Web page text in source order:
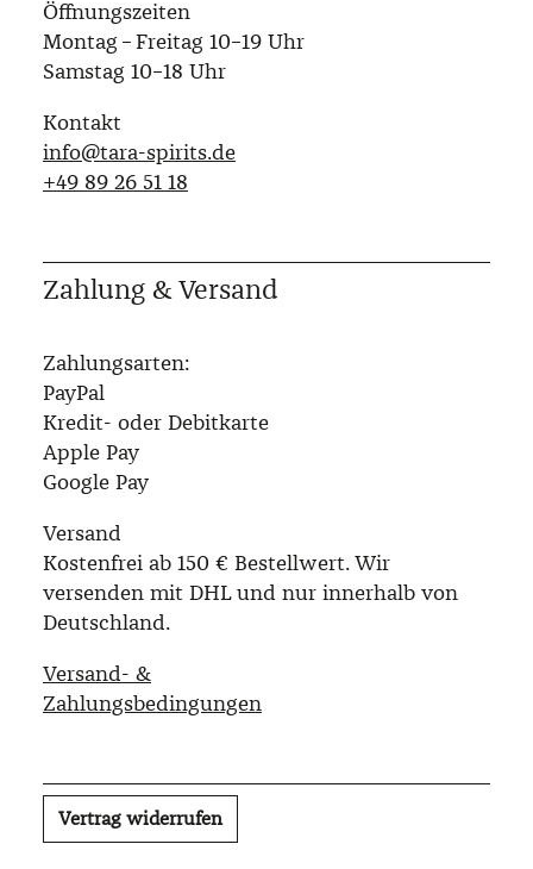
Öffnungszeiten
Montag – Freitag 10–19 Uhr
Samstag 10–18 Uhr
Kontakt
info@tara-spirits.de
‭+49 89 26 51 18‬
Zahlung & Versand
Zahlungsarten:
PayPal
Kredit- oder Debitkarte
Apple Pay
Google Pay
Versand
Kostenfrei ab 150 € Bestellwert. Wir
versenden mit DHL und nur innerhalb von
Deutschland.
Versand- &
Zahlungsbedingungen
Vertrag widerrufen